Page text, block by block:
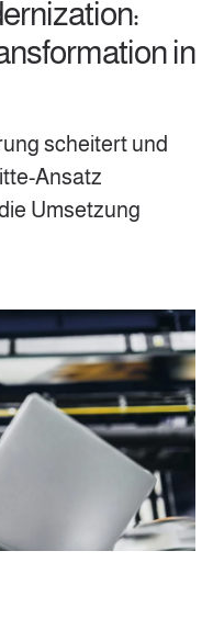
in
scheitert und
Ansatz
Umsetzung